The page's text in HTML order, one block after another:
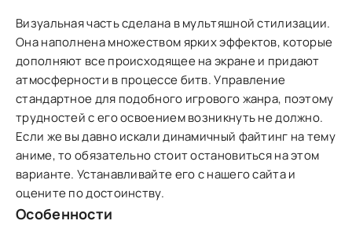
Визуальная часть сделана в мультяшной стилизации.
Она наполнена множеством ярких эффектов, которые
дополняют все происходящее на экране и придают
атмосферности в процессе битв. Управление
стандартное для подобного игрового жанра, поэтому
трудностей с его освоением возникнуть не должно.
Если же вы давно искали динамичный файтинг на тему
аниме, то обязательно стоит остановиться на этом
варианте. Устанавливайте его с нашего сайта и
оцените по достоинству.
Особенности